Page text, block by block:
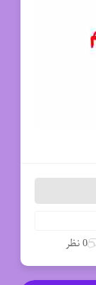
0 نظر